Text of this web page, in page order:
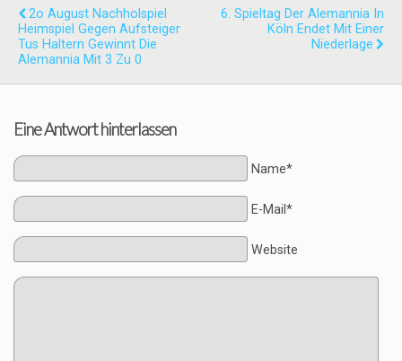
2o August Nachholspiel
Heimspiel Gegen Aufsteiger
Tus Haltern Gewinnt Die
Alemannia Mit 3 Zu 0
6. Spieltag Der Alemannia In
Köln Endet Mit Einer
Niederlage
Eine Antwort hinterlassen
Name*
E-Mail*
Website